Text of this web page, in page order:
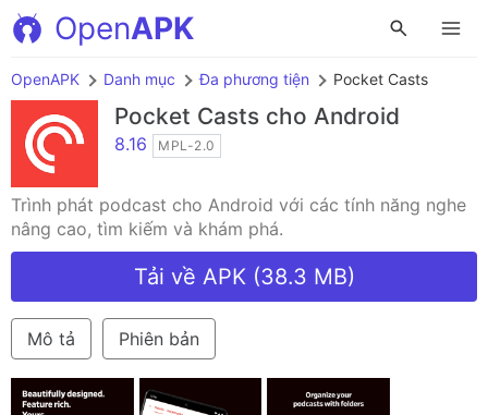
OpenAPK
OpenAPK Danh mục Đa phương tiện Pocket Casts
Pocket Casts cho Android
8.16 MPL-2.0
Trình phát podcast cho Android với các tính năng nghe
nâng cao, tìm kiếm và khám phá.
Tải về APK (38.3 MB)
Mô tả Phiên bản